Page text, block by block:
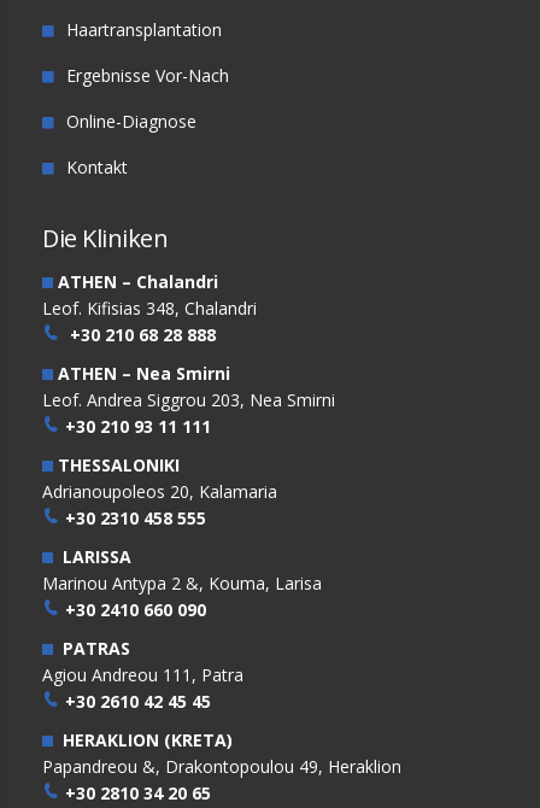
Haartransplantation
Ergebnisse Vor-Nach
Online-Diagnose
Kontakt
Die Kliniken
ATHEN – Chalandri
Leof. Kifisias 348, Chalandri
+30 210 68 28 888
ATHEN – Nea Smirni
Leof. Andrea Siggrou 203, Nea Smirni
+30 210 93 11 111
THESSALONIKI
Adrianoupoleos 20, Kalamaria
+30 2310 458 555
LARISSA
Marinou Antypa 2 &, Kouma, Larisa
+30 2410 660 090
PATRAS
Agiou Andreou 111, Patra
+30 2610 42 45 45
HERAKLION (KRETA)
Papandreou &, Drakontopoulou 49, Heraklion
+30 2810 34 20 65